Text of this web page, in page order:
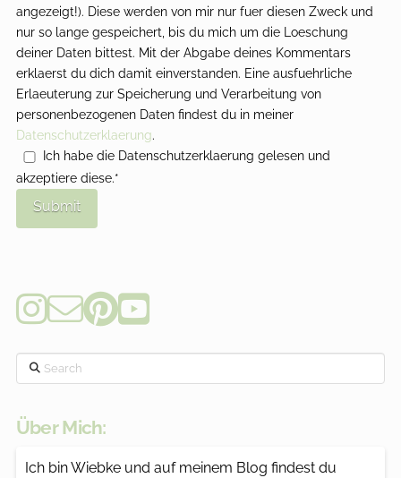
angezeigt!). Diese werden von mir nur fuer diesen Zweck und
nur so lange gespeichert, bis du mich um die Loeschung
deiner Daten bittest. Mit der Abgabe deines Kommentars
erklaerst du dich damit einverstanden. Eine ausfuehrliche
Erlaeuterung zur Speicherung und Verarbeitung von
personenbezogenen Daten findest du in meiner
Datenschutzerklaerung.
Ich habe die Datenschutzerklaerung gelesen und
akzeptiere diese.*
Search
Über Mich:
Ich bin Wiebke und auf meinem Blog findest du